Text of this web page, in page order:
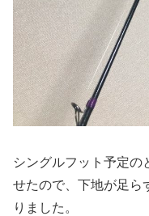
シングルフット予定の
せたので、下地が足ら
りました。